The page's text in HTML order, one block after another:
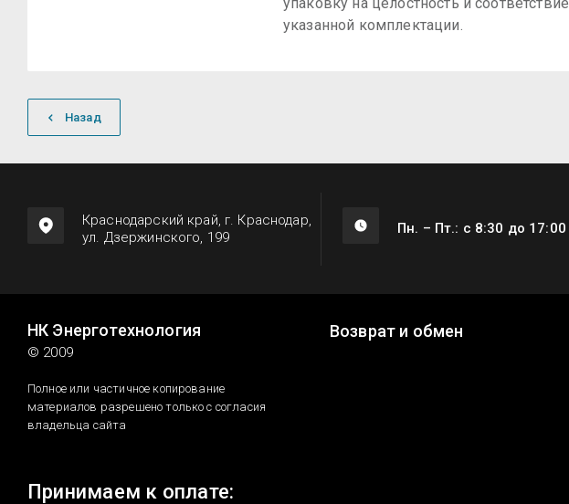
указанной комплектации.
Назад
Краснодарский край, г. Краснодар,
ул. Дзержинского, 199
Пн. – Пт.: с 8:30 до 17:00
НК Энерготехнология
© 2009
Полное или частичное копирование
материалов разрешено только с согласия
владельца сайта
Возврат и обмен
Принимаем к оплате: